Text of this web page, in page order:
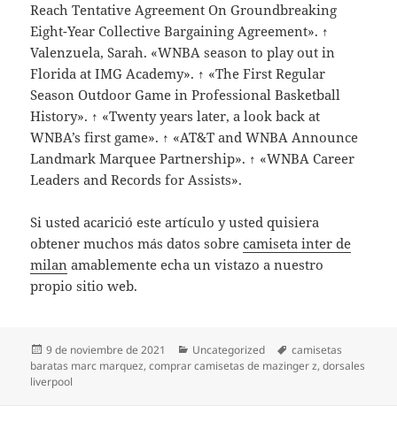
Reach Tentative Agreement On Groundbreaking
Eight-Year Collective Bargaining Agreement». ↑
Valenzuela, Sarah. «WNBA season to play out in
Florida at IMG Academy». ↑ «The First Regular
Season Outdoor Game in Professional Basketball
History». ↑ «Twenty years later, a look back at
WNBA’s first game». ↑ «AT&T and WNBA Announce
Landmark Marquee Partnership». ↑ «WNBA Career
Leaders and Records for Assists».
Si usted acarició este artículo y usted quisiera
obtener muchos más datos sobrecamiseta inter de
milan amablemente echa un vistazo a nuestro
propio sitio web.
Publicado
el
9 de noviembre de 2021 Categorías
Uncategorized Etiquetas
camisetas
baratas marc marquez,comprar camisetas de mazinger z,dorsales
liverpool